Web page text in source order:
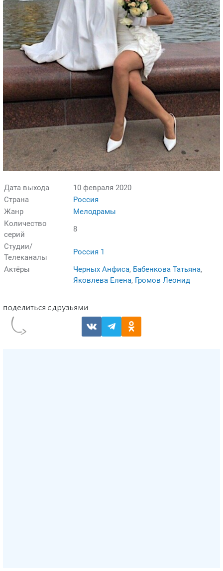
Дата выхода
10 февраля 2020
Страна
Россия
Жанр
Мелодрамы
Количество
серий
8
Студии/
Телеканалы
Россия 1
Актёры
Черных Анфиса, Бабенкова Татьяна,
Яковлева Елена, Громов Леонид